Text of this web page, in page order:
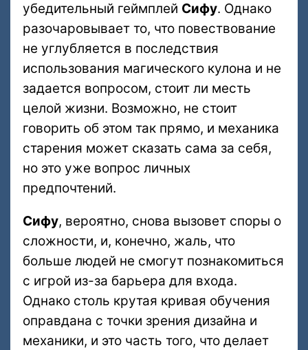
убедительный геймплей Сифу. Однако
разочаровывает то, что повествование
не углубляется в последствия
использования магического кулона и не
задается вопросом, стоит ли месть
целой жизни. Возможно, не стоит
говорить об этом так прямо, и механика
старения может сказать сама за себя,
но это уже вопрос личных
предпочтений.
Сифу, вероятно, снова вызовет споры о
сложности, и, конечно, жаль, что
больше людей не смогут познакомиться
с игрой из-за барьера для входа.
Однако столь крутая кривая обучения
оправдана с точки зрения дизайна и
механики, и это часть того, что делает